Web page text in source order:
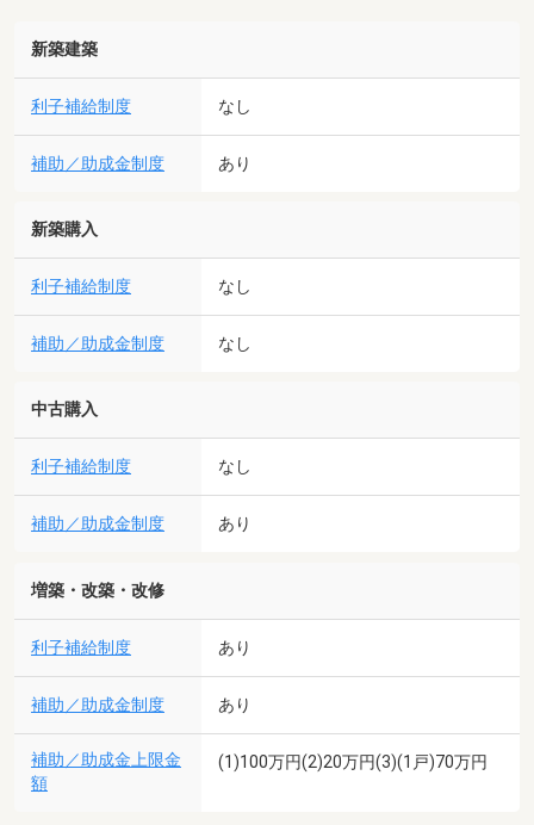
新築建築
利子補給制度 なし
補助／助成金制度 あり
新築購入
利子補給制度 なし
補助／助成金制度 なし
中古購入
利子補給制度 なし
補助／助成金制度 あり
増築・改築・改修
利子補給制度 あり
補助／助成金制度 あり
補助／助成金上限金
額
(1)100万円(2)20万円(3)(1戸)70万円